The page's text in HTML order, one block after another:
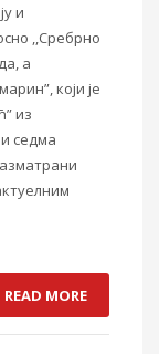
и
,,Сребрно
а
који је
из
седма
READ MORE